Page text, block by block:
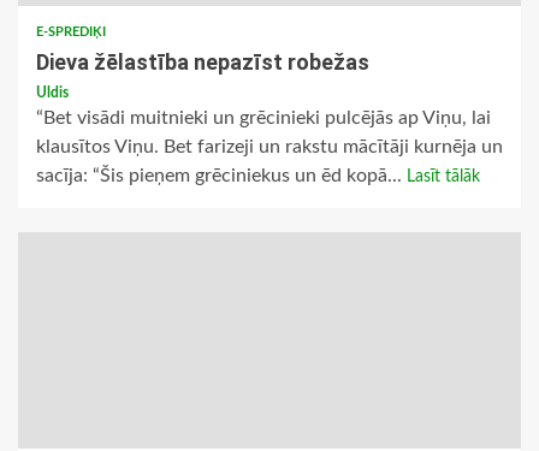
E-SPREDIĶI
Dieva žēlastība nepazīst robežas
Uldis
“Bet visādi muitnieki un grēcinieki pulcējās ap Viņu, lai
klausītos Viņu. Bet farizeji un rakstu mācītāji kurnēja un
sacīja: “Šis pieņem grēciniekus un ēd kopā... Lasīt tālāk